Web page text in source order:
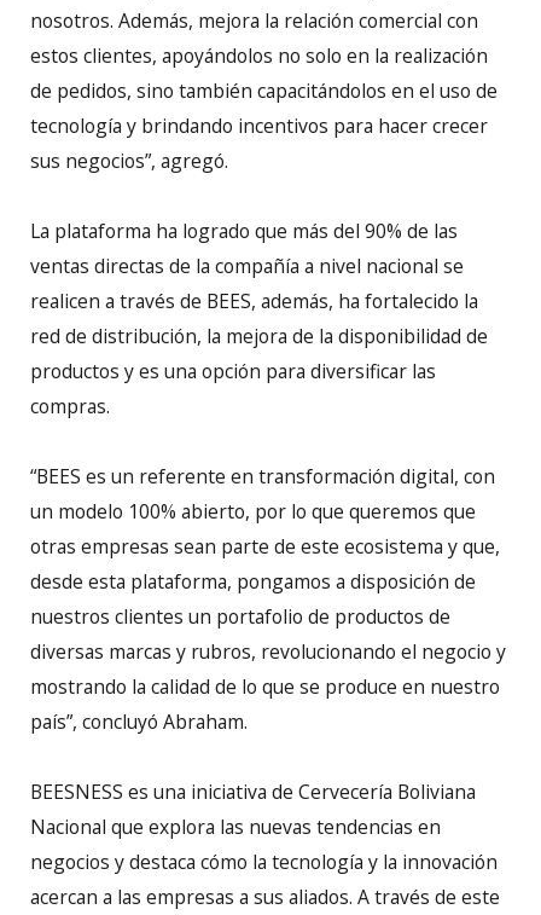
nosotros. Además, mejora la relación comercial con
estos clientes, apoyándolos no solo en la realización
de pedidos, sino también capacitándolos en el uso de
tecnología y brindando incentivos para hacer crecer
sus negocios”, agregó.
La plataforma ha logrado que más del 90% de las
ventas directas de la compañía a nivel nacional se
realicen a través de BEES, además, ha fortalecido la
red de distribución, la mejora de la disponibilidad de
productos y es una opción para diversificar las
compras.
“BEES es un referente en transformación digital, con
un modelo 100% abierto, por lo que queremos que
otras empresas sean parte de este ecosistema y que,
desde esta plataforma, pongamos a disposición de
nuestros clientes un portafolio de productos de
diversas marcas y rubros, revolucionando el negocio y
mostrando la calidad de lo que se produce en nuestro
país”, concluyó Abraham.
BEESNESS es una iniciativa de Cervecería Boliviana
Nacional que explora las nuevas tendencias en
negocios y destaca cómo la tecnología y la innovación
acercan a las empresas a sus aliados. A través de este